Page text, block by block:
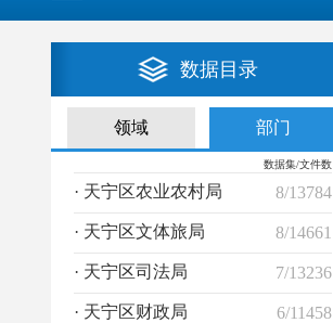
数据目录
领域 部门
数据集/文件数
· 天宁区农业农村局 8/13784
· 天宁区文体旅局 8/14661
· 天宁区司法局 7/13236
· 天宁区财政局 6/11458